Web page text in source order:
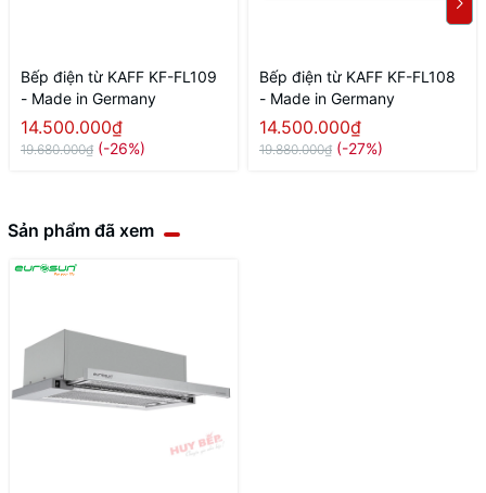
Bếp điện từ KAFF KF-FL109
- Made in Germany
14.500.000₫
19.680.000₫ (-26%)
Bếp điện từ KAFF KF-FL108
- Made in Germany
14.500.000₫
19.880.000₫ (-27%)
Sản phẩm đã xem